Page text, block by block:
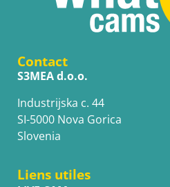
Contact
S3MEA d.o.o.
Industrijska c. 44
SI-5000 Nova Gorica
Slovenia
Liens utiles